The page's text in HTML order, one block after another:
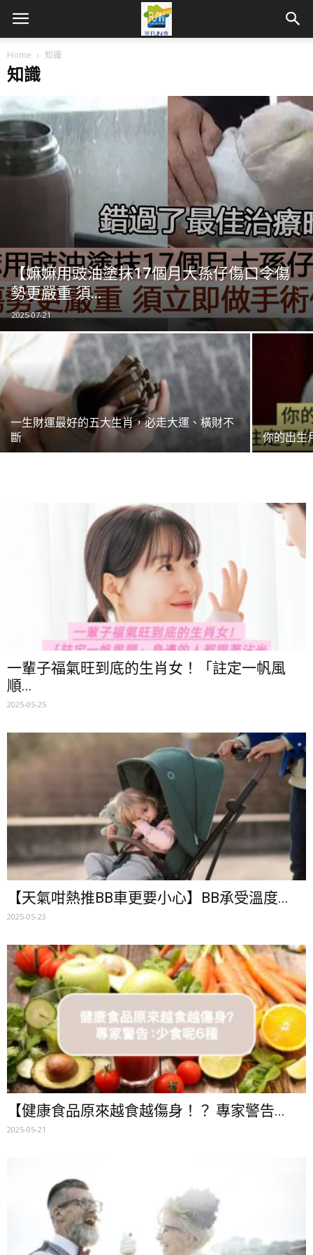
Home 知識
知識
【嫲嫲用豉油塗抹17個月大孫仔傷口令傷
勢更嚴重 須...
2025-07-21
一生財運最好的五大生肖，必走大運、橫財不
斷
你的出生
一輩子福氣旺到底的生肖女！「註定一帆風
順...
2025-05-25
【天氣咁熱推BB車更要小心】BB承受溫度...
2025-05-23
【健康食品原來越食越傷身！？ 專家警告...
2025-05-21